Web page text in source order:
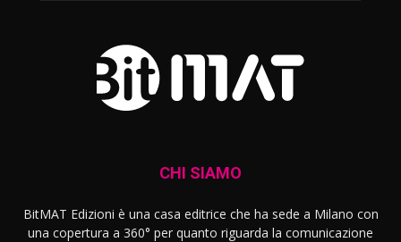
CHI SIAMO
BitMAT Edizioni è una casa editrice che ha sede a Milano con
una copertura a 360° per quanto riguarda la comunicazione